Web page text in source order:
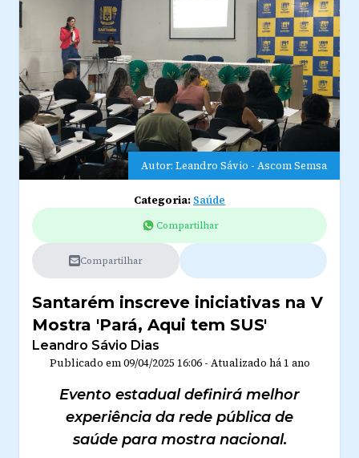
Autor: Leandro Sávio - Ascom Semsa
Categoria: Saúde
Compartilhar
Compartilhar
Santarém inscreve iniciativas na V
Mostra 'Pará, Aqui tem SUS'
Leandro Sávio Dias
Publicado em09/04/2025 16:06- Atualizado há 1 ano
Evento estadual definirá melhor
experiência da rede pública de
saúde para mostra nacional.